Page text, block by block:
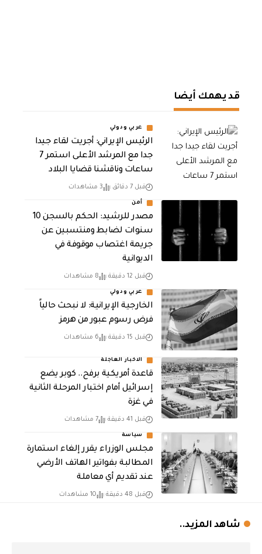
قد يهمك أيضا
عربي ودولي
الرئيس الإيراني: أجريت لقاء جيدا
جدا مع المرشد الأعلى استمر 7
ساعات وناقشنا قضايا البلاد
قبل 7 دقائق 3 مشاهدات
أمن
مصدر للرشيد: الحكم بالسجن 10
سنوات لضابط ومنتسبين عن
جريمة اغتصاب موقوفة في
الديوانية
قبل 12 دقيقة 8 مشاهدات
عربي ودولي
الخارجية الإيرانية: لا نبحث حالياً
فرض رسوم عبور من هرمز
قبل 15 دقيقة 6 مشاهدات
الاخبار العاجلة
قاعدة أمريكية برفح.. كوبر يضع
إسرائيل أمام اختبار المرحلة الثانية
في غزة
قبل 41 دقيقة 7 مشاهدات
سياسة
مجلس الوزراء يقرر إلغاء استمارة
المطالبة بفواتير الهاتف الأرضي
عند تقديم أي معاملة
قبل 48 دقيقة 10 مشاهدات
شاهد المزيد..